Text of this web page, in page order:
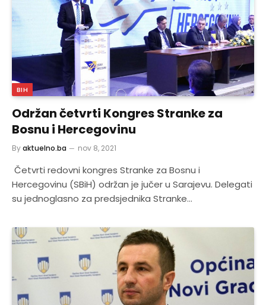
BIH
Održan četvrti Kongres Stranke za
Bosnu i Hercegovinu
Byaktuelno.ba nov 8, 2021
Četvrti redovni kongres Stranke za Bosnu i
Hercegovinu (SBiH) održan je jučer u Sarajevu. Delegati
su jednoglasno za predsjednika Stranke…